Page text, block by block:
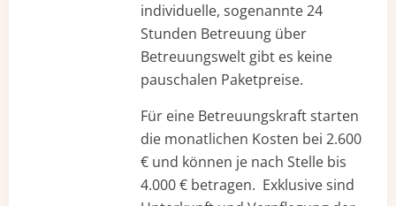
individuelle, sogenannte 24
Stunden Betreuung über
Betreuungswelt gibt es keine
pauschalen Paketpreise.
Für eine Betreuungskraft starten
die monatlichen Kosten bei 2.600
€ und können je nach Stelle bis
4.000 € betragen. Exklusive sind